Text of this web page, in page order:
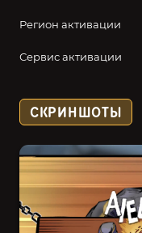
Регион активации
Сервис активации
СКРИНШОТЫ